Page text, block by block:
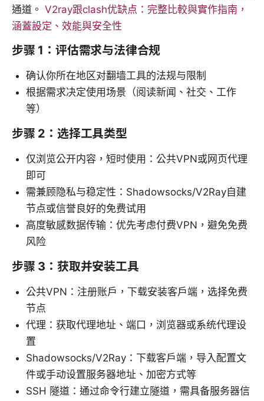
通道。 V2ray跟clash优缺点：完整比較與實作指南，
涵蓋設定、效能與安全性
步骤 1：评估需求与法律合规
确认你所在地区对翻墙工具的法规与限制
根据需求决定使用场景（阅读新闻、社交、工作
等）
步骤 2：选择工具类型
仅浏览公开内容，短时使用：公共VPN或网页代理
即可
需兼顾隐私与稳定性：Shadowsocks/V2Ray自建
节点或信誉良好的免费试用
高度敏感数据传输：优先考虑付费VPN，避免免费
风险
步骤 3：获取并安装工具
公共VPN：注册账户，下载安装客户端，选择免费
节点
代理：获取代理地址、端口，浏览器或系统代理设
置
Shadowsocks/V2Ray：下载客户端，导入配置文
件或手动设置服务器地址、加密方式等
SSH 隧道：通过命令行建立隧道，需具备服务器信